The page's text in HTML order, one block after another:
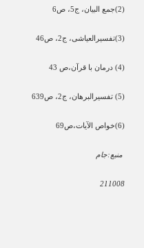
جمع البیان، ج5، ص6
تفسیرالعیاشی، ج2، ص46
درمان با قرآن،ص 43
تفسیرالبرهان، ج2، ص639
خواص الآیات،ص69
منبع:جام
211008